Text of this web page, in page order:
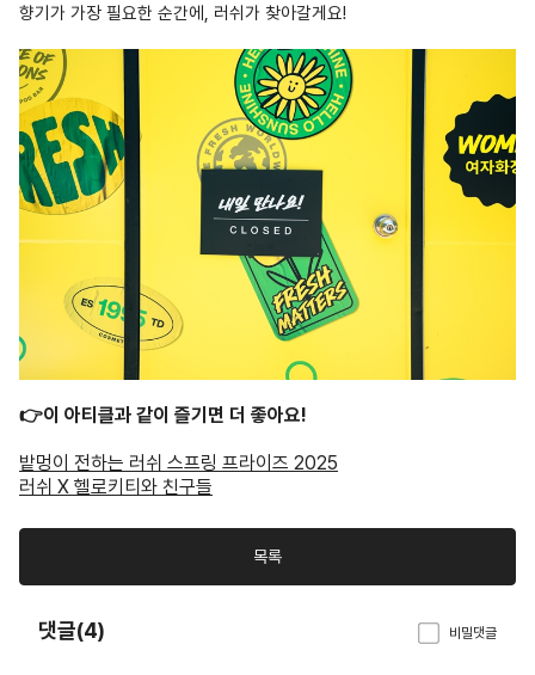
향기가 가장 필요한 순간에, 러쉬가 찾아갈게요!
👉이 아티클과 같이 즐기면 더 좋아요!
밭멍이 전하는 러쉬 스프링 프라이즈 2025
러쉬 X 헬로키티와 친구들
목록
댓글(4) 비밀댓글